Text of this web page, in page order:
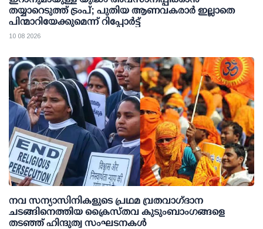
തയ്യാറെടുത്ത് ട്രംപ്; പുതിയ ആണവകരാർ ഇല്ലാതെ
പിന്മാറിയേക്കുമെന്ന് റിപ്പോർട്ട്
10 08 2026
നവ സന്യാസിനികളുടെ പ്രഥമ വ്രതവാഗ്‌ദാന
ചടങ്ങിനെത്തിയ ക്രൈസ്തവ കുടുംബാംഗങ്ങളെ
തടഞ്ഞ് ഹിന്ദുത്വ സംഘടനകൾ